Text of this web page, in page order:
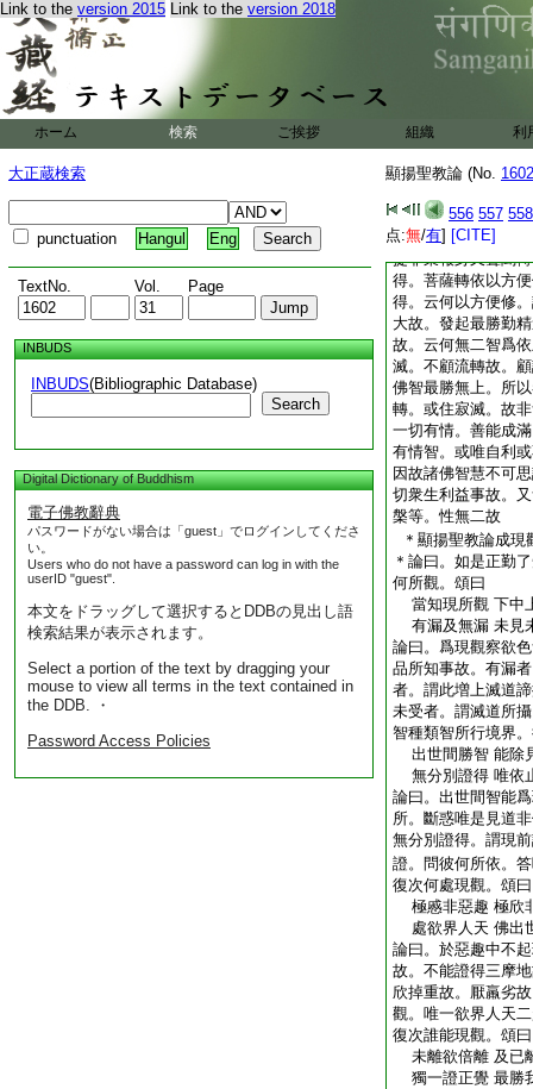
Link to the version 2015 Link to the version 2018
ホーム 検索 ご挨拶 組織 利
大正蔵検索
punctuation Hangul Eng
TextNo. Vol. Page
INBUDS
INBUDS(Bibliographic Database)
Search
Digital Dictionary of Buddhism
電子佛教辭典
パスワードがない場合は「guest」でログインしてくださ
い。
Users who do not have a password can log in with the
userID "guest".
本文をドラッグして選択するとDDBの見出し語
検索結果が表示されます。
Select a portion of the text by dragging your
mouse to view all terms in the text contained in
the DDB. ・
Password Access Policies
顯揚聖教論 (No.
556 557 558
点:無/有] [CITE]
聖諦等。復次如前
二。謂聲聞菩薩轉
聲聞有二種 趣寂
菩薩方便修 無二
不住生滅故 諸佛
利樂諸有情 不思
趣菩提。問聲聞無
耨多羅三藐三菩提
提非業報身又聲聞
得。菩薩轉依以方
得。云何以方便修
大故。發起最勝勤
故。云何無二智爲
滅。不顧流轉故。
佛智最勝無上。所
轉。或住寂滅。故
一切有情。善能成
有情智。或唯自利
因故諸佛智慧不可
切衆生利益事故。
槃等。性無二故
＊顯揚聖教論成現
＊論曰。如是正勤
何所觀。頌曰
當知現所觀 下中
有漏及無漏 未見
論曰。爲現觀察欲
品所知事故。有漏
者。謂此増上滅道
未受者。謂滅道所
智種類智所行境界
出世間勝智 能除
無分別證得 唯依
論曰。出世間智能
所。斷惑唯是見道
無分別證得。謂現
證。問彼何所依。
復次何處現觀。頌曰
極慼非惡趣 極欣
處欲界人天 佛出
論曰。於惡趣中不
故。不能證得三摩
欣掉重故。厭羸劣
觀。唯一欲界人天
復次誰能現觀。頌曰
未離欲倍離 及已
獨一證正覺 最勝